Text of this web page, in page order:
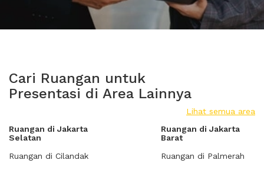
Cari Ruangan untuk
Presentasi di Area Lainnya
Lihat semua area
Ruangan di Jakarta
Selatan
Ruangan di Cilandak
Ruangan di Jakarta
Barat
Ruangan di Palmerah